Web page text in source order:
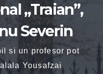
„Traian”,
Severin
si un profesor pot
Yousafzai